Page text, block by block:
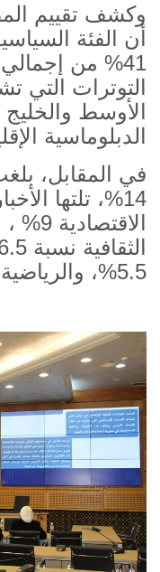
وكشف تقييم
أن الفئة
41
% من
التوترات التي
الأوسط
الدبلوماسية
في المقابل،
14
%، تلتها
الاقتصادية 9
%
الثقافية نسبة 6.5
5.5
%، والرياضية 2